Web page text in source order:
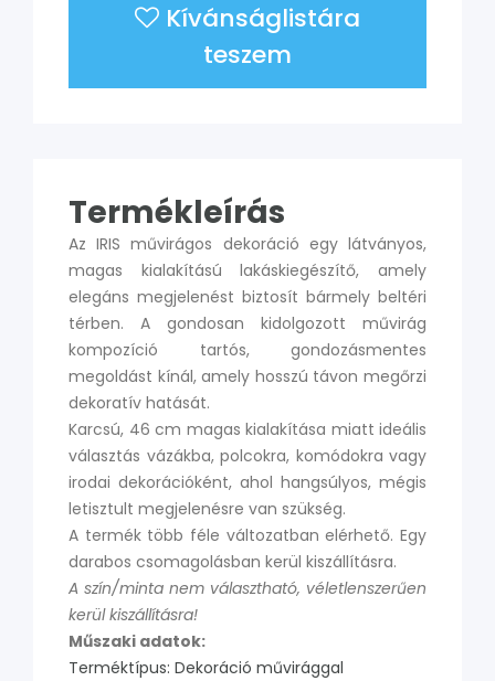
Kívánságlistára
teszem
Termékleírás
Az IRIS művirágos dekoráció egy látványos,
magas kialakítású lakáskiegészítő, amely
elegáns megjelenést biztosít bármely beltéri
térben. A gondosan kidolgozott művirág
kompozíció tartós, gondozásmentes
megoldást kínál, amely hosszú távon megőrzi
dekoratív hatását.
Karcsú, 46 cm magas kialakítása miatt ideális
választás vázákba, polcokra, komódokra vagy
irodai dekorációként, ahol hangsúlyos, mégis
letisztult megjelenésre van szükség.
A termék több féle változatban elérhető. Egy
darabos csomagolásban kerül kiszállításra.
A szín/minta nem választható, véletlenszerűen
kerül kiszállításra!
Műszaki adatok:
Terméktípus: Dekoráció művirággal